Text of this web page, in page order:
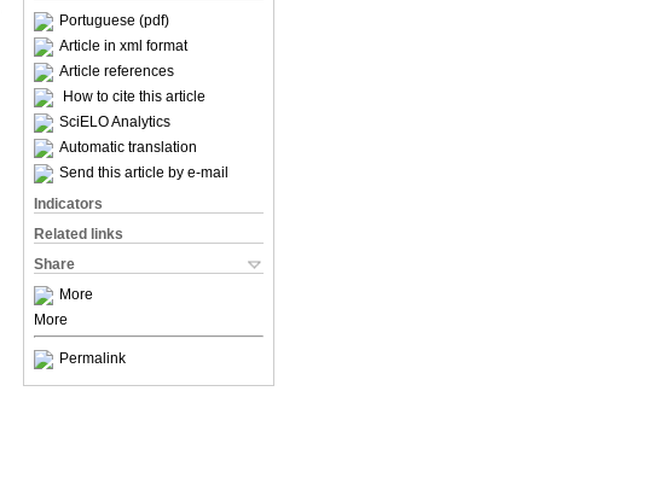
Portuguese (pdf)
Article in xml format
Article references
How to cite this article
SciELO Analytics
Automatic translation
Send this article by e-mail
Indicators
Related links
Share
More
More
Permalink